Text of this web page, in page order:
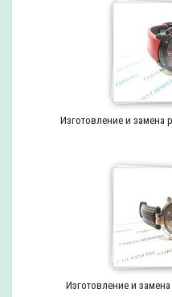
Изготовление и замена
Изготовление и замена